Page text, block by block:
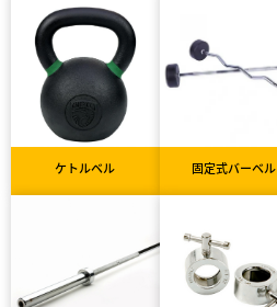
ケトルベル 固定式バーベル